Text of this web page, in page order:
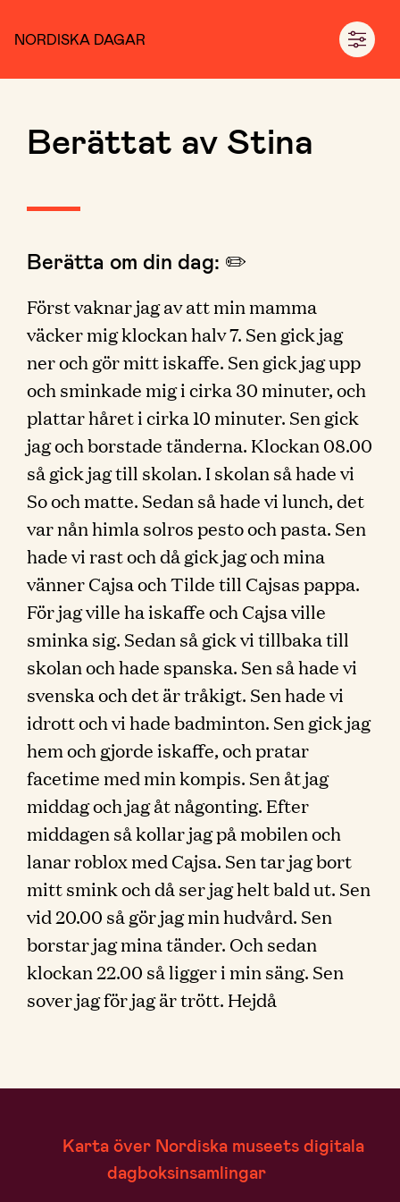
NORDISKA DAGAR
Berättat av Stina
Berätta om din dag: ✏️
Först vaknar jag av att min mamma
väcker mig klockan halv 7. Sen gick jag
ner och gör mitt iskaffe. Sen gick jag upp
och sminkade mig i cirka 30 minuter, och
plattar håret i cirka 10 minuter. Sen gick
jag och borstade tänderna. Klockan 08.00
så gick jag till skolan. I skolan så hade vi
So och matte. Sedan så hade vi lunch, det
var nån himla solros pesto och pasta. Sen
hade vi rast och då gick jag och mina
vänner Cajsa och Tilde till Cajsas pappa.
För jag ville ha iskaffe och Cajsa ville
sminka sig. Sedan så gick vi tillbaka till
skolan och hade spanska. Sen så hade vi
svenska och det är tråkigt. Sen hade vi
idrott och vi hade badminton. Sen gick jag
hem och gjorde iskaffe, och pratar
facetime med min kompis. Sen åt jag
middag och jag åt någonting. Efter
middagen så kollar jag på mobilen och
lanar roblox med Cajsa. Sen tar jag bort
mitt smink och då ser jag helt bald ut. Sen
vid 20.00 så gör jag min hudvård. Sen
borstar jag mina tänder. Och sedan
klockan 22.00 så ligger i min säng. Sen
sover jag för jag är trött. Hejdå
Karta över Nordiska museets digitala
dagboksinsamlingar